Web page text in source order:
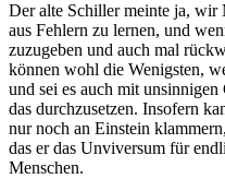
Der alte Schiller meinte ja, wir
aus Fehlern zu lernen, und
zuzugeben und auch mal
können wohl die Wenigsten,
und sei es auch mit unsinnigen
das durchzusetzen. Insofern
nur noch an Einstein
das er das Unviversum für
Menschen.